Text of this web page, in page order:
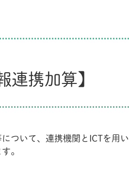
連携加算】
ついて、連携機関とICTを用
。